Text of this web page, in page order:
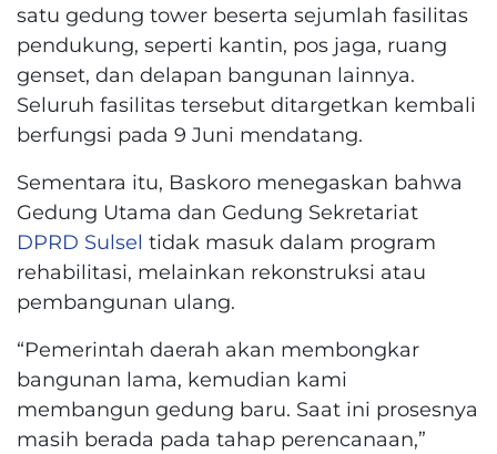
satu gedung tower beserta sejumlah fasilitas
pendukung, seperti kantin, pos jaga, ruang
genset, dan delapan bangunan lainnya.
Seluruh fasilitas tersebut ditargetkan kembali
berfungsi pada 9 Juni mendatang.
Sementara itu, Baskoro menegaskan bahwa
Gedung Utama dan Gedung Sekretariat
DPRD Sulsel tidak masuk dalam program
rehabilitasi, melainkan rekonstruksi atau
pembangunan ulang.
“Pemerintah daerah akan membongkar
bangunan lama, kemudian kami
membangun gedung baru. Saat ini prosesnya
masih berada pada tahap perencanaan,”